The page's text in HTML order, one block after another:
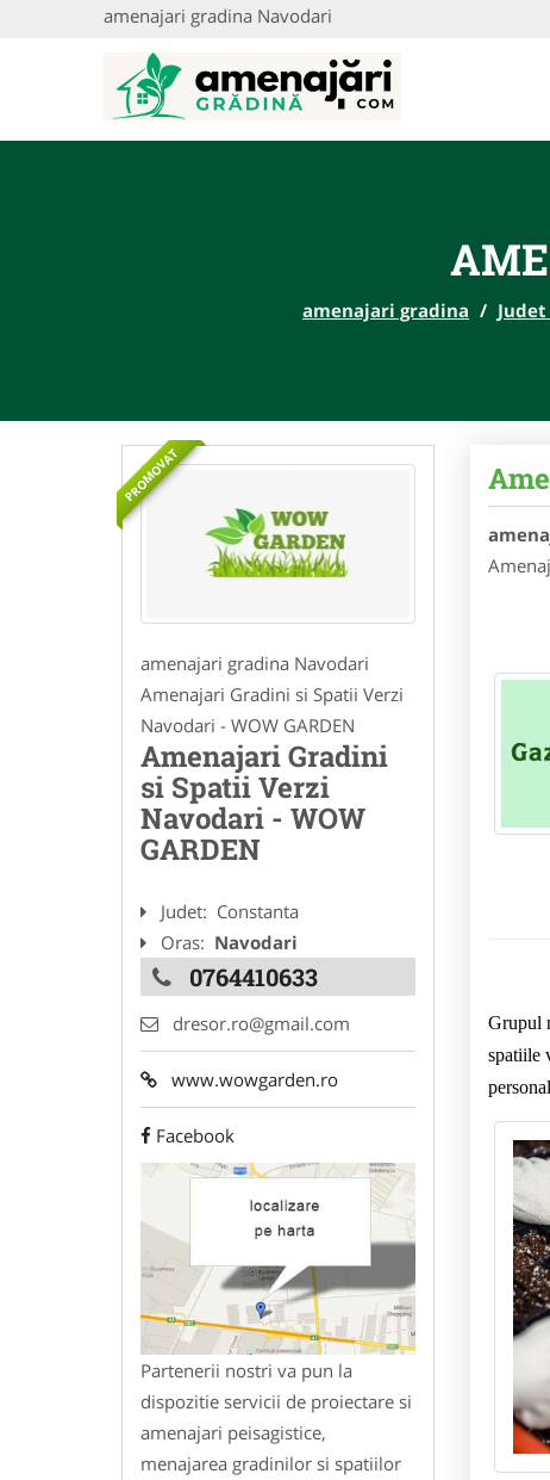
amenajari gradina Navodari
amenajari gradina /
PROMOVAT
amenajari gradina Navodari
Amenajari Gradini si Spatii Verzi
Navodari - WOW GARDEN
Amenajari Gradini
si Spatii Verzi
Navodari - WOW
GARDEN
Judet: Constanta
Oras: Navodari
0764410633
dresor.ro@gmail.com
www.wowgarden.ro
Facebook
Partenerii nostri va pun la
dispozitie servicii de proiectare si
amenajari peisagistice,
menajarea gradinilor si spatiilor
Grupul
spatiile